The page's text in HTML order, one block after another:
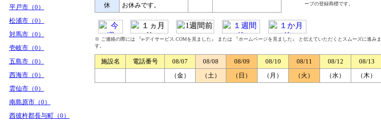
平戸市（0）
松浦市（0）
対馬市（0）
壱岐市（0）
五島市（0）
西海市（0）
雲仙市（0）
南島原市（0）
西彼杵郡長与町（0）
休
お休みです。
ーブの登録商標です。
※ ご連絡の際には 『e-デイサービス.COMを見ました』 または 『ホームページを見ました』 と伝えていただくとスムーズに進みま
す。
施設名 電話番号 08/07 08/08 08/09 08/10 08/11 08/12
08/13
（金）
（土） （日） （月） （火） （水） （木）